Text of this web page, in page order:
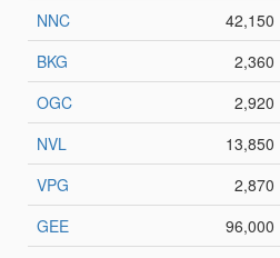
THÔNG
TIỆN